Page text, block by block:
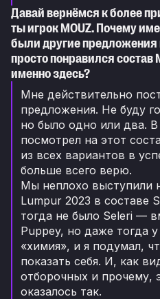
Давай вернёмся к более
ты игрок MOUZ. Почему
были другие предложения
просто понравился состав
именно здесь?
Мне действительно
предложения. Не буду
но было одно или два. В
посмотрел на этот
из всех вариантов в
больше всего верю.
Мы неплохо выступили
Lumpur 2023 в составе
тогда не было Seleri —
Puppey, но даже тогда
«химия», и я подумал,
показать себя. И, как
отборочных и прочему,
оказалось так.